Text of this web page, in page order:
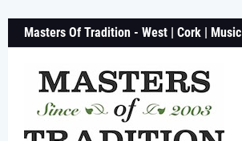
Masters Of Tradition - West | Cork | Music